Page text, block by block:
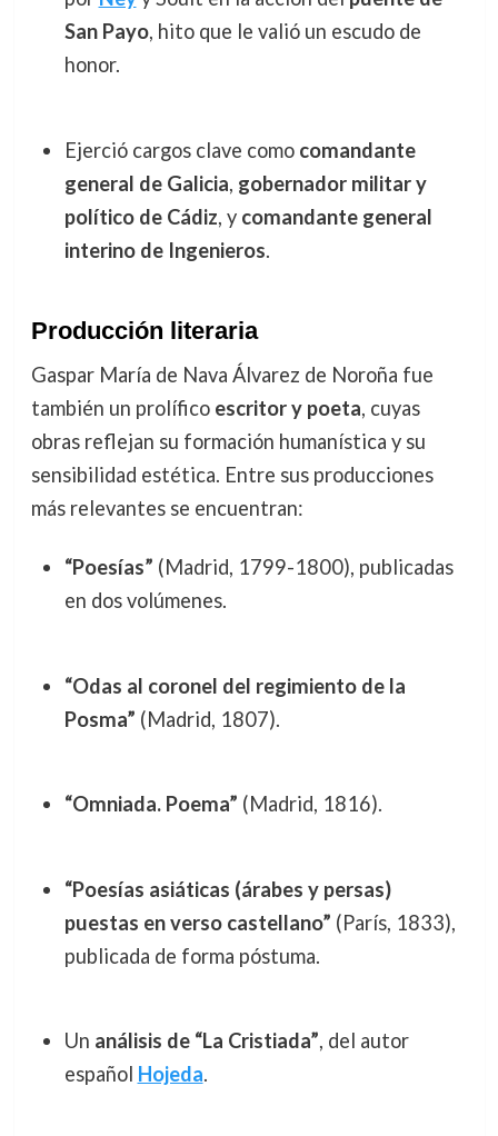
San Payo, hito que le valió un escudo de
honor.
Ejerció cargos clave como comandante
general de Galicia, gobernador militar y
político de Cádiz, y comandante general
interino de Ingenieros.
Producción literaria
Gaspar María de Nava Álvarez de Noroña fue
también un prolífico escritor y poeta, cuyas
obras reflejan su formación humanística y su
sensibilidad estética. Entre sus producciones
más relevantes se encuentran:
“Poesías” (Madrid, 1799-1800), publicadas
en dos volúmenes.
“Odas al coronel del regimiento de la
Posma” (Madrid, 1807).
“Omniada. Poema” (Madrid, 1816).
“Poesías asiáticas (árabes y persas)
puestas en verso castellano” (París, 1833),
publicada de forma póstuma.
Un análisis de “La Cristiada”, del autor
español Hojeda.